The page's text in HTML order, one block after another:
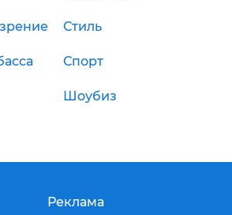
Стиль
Спорт
Шоубиз
Реклама